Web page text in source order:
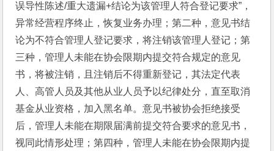
误导性陈述/重大遗漏+结论为该管理人符合登记要求”，
异常经营程序终止，恢复业务办理；第二种，意见书结
论为不符合管理人登记要求，将注销该管理人登记；第
三种，管理人未能在协会限期内提交符合规定的意见
书，将被注销，且注销后不得重新登记，其法定代表
人、高管人员及其他从业人员予以纪律处分，直至取消
基金从业资格，加入黑名单。意见书被协会拒绝接受
后，管理人未能在期限届满前提交符合要求的意见书，
视同此情形处理；第四种，管理人未能在协会限期内提